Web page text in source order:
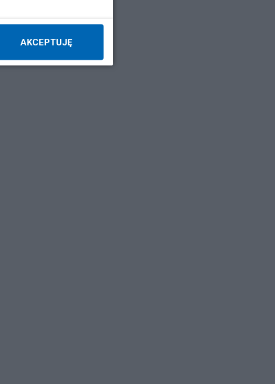
AKCEPTUJĘ